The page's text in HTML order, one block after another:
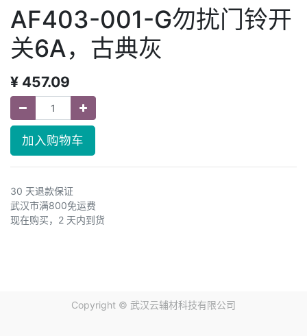
AF403-001-G勿扰门铃开
关6A，古典灰
¥ 457.09
加入购物车
30 天退款保证
武汉市满800免运费
现在购买，2 天内到货
Copyright © 武汉云辅材科技有限公司